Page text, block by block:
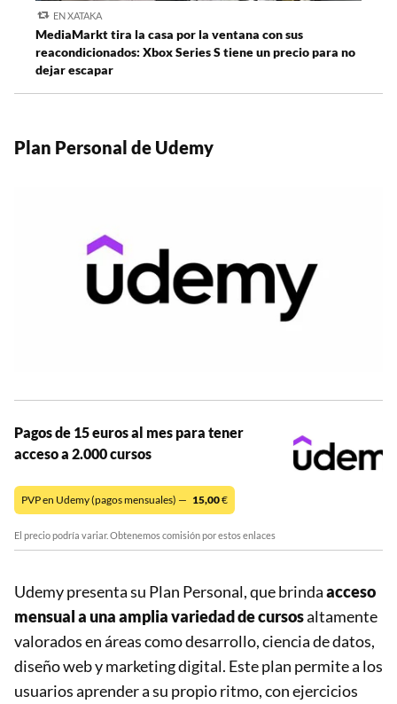
EN XATAKA
MediaMarkt tira la casa por la ventana con sus
reacondicionados: Xbox Series S tiene un precio para no
dejar escapar
Plan Personal de Udemy
Pagos de 15 euros al mes para tener
acceso a 2.000 cursos
PVP en Udemy (pagos mensuales) — 15,00€
El precio podría variar. Obtenemos comisión por estos enlaces
Udemy presenta su Plan Personal, que brindaacceso
mensual a una amplia variedad de cursosaltamente
valorados en áreas como desarrollo, ciencia de datos,
diseño web y marketing digital. Este plan permite a los
usuarios aprender a su propio ritmo, con ejercicios